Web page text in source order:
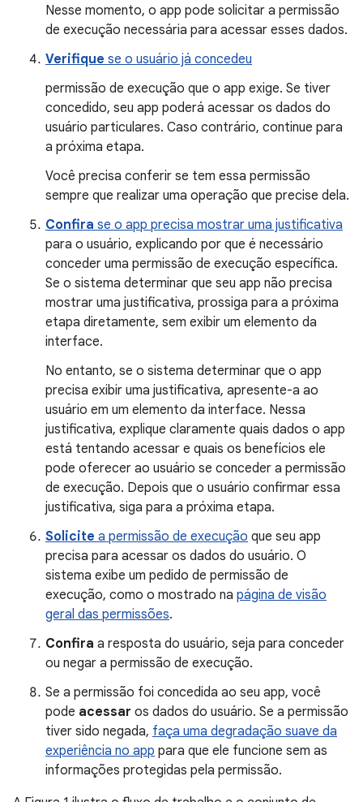
Nesse momento, o app pode solicitar a permissão
de execução necessária para acessar esses dados.
Verifique se o usuário já concedeu
permissão de execução que o app exige. Se tiver
concedido, seu app poderá acessar os dados do
usuário particulares. Caso contrário, continue para
a próxima etapa.
Você precisa conferir se tem essa permissão
sempre que realizar uma operação que precise dela.
Confira se o app precisa mostrar uma justificativa
para o usuário, explicando por que é necessário
conceder uma permissão de execução específica.
Se o sistema determinar que seu app não precisa
mostrar uma justificativa, prossiga para a próxima
etapa diretamente, sem exibir um elemento da
interface.
No entanto, se o sistema determinar que o app
precisa exibir uma justificativa, apresente-a ao
usuário em um elemento da interface. Nessa
justificativa, explique claramente quais dados o app
está tentando acessar e quais os benefícios ele
pode oferecer ao usuário se conceder a permissão
de execução. Depois que o usuário confirmar essa
justificativa, siga para a próxima etapa.
Solicite a permissão de execução que seu app
precisa para acessar os dados do usuário. O
sistema exibe um pedido de permissão de
execução, como o mostrado na página de visão
geral das permissões.
Confira a resposta do usuário, seja para conceder
ou negar a permissão de execução.
Se a permissão foi concedida ao seu app, você
pode acessar os dados do usuário. Se a permissão
tiver sido negada, faça uma degradação suave da
experiência no app para que ele funcione sem as
informações protegidas pela permissão.